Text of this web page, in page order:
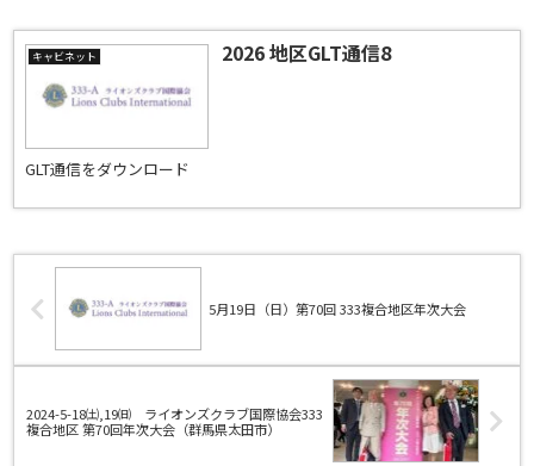
キャビネット 2026 地区GLT通信8
GLT通信をダウンロード
5月19日（日）第70回 333複合地区年次大会
2024-5-18㈯,19㈰ ライオンズクラブ国際協会333
複合地区 第70回年次大会（群馬県太田市）